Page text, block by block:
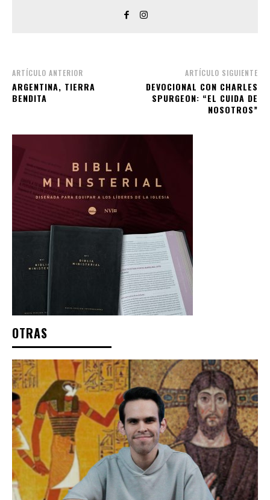
ARTÍCULO ANTERIOR
ARGENTINA, TIERRA
BENDITA
ARTÍCULO SIGUIENTE
DEVOCIONAL CON CHARLES
SPURGEON: “EL CUIDA DE
NOSOTROS”
OTRAS